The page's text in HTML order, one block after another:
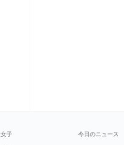
女子 今日のニュース